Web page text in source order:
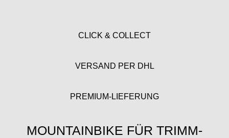
CLICK & COLLECT
VERSAND PER DHL
PREMIUM-LIEFERUNG
MOUNTAINBIKE FÜR TRIMM-